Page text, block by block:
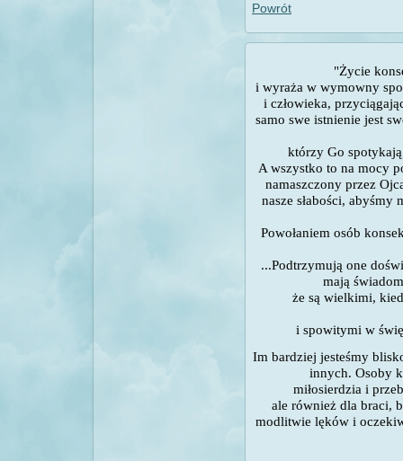
Powrót
"Życie
i wyraża w wymowny
i człowieka,
samo swe istnienie jest
którzy Go
A wszystko to na mocy
namaszczony przez
nasze słabości,
Powołaniem osób
...Podtrzymują one
mają
że są wielkimi,
i spowitymi w
Im bardziej jesteśmy
innych. Osoby
miłosierdzia i
ale również dla braci,
modlitwie lęków i